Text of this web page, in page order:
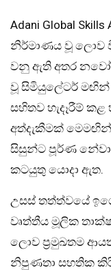
Adani Global
නිර්මාණය වූ ලොව
වනු ඇති අතර
වූ සිමියුලේටර් මඟින්
සහිතව හැදෑරීම්
අත්දැකීමක්
සිසුන්ට පූර්ණ
කටයුතු යොදා ඇත.
උසස් තත්ත්වයේ
වෘත්තීය මූලික
ලොව ප්‍රමුඛතම
නිපුණතා සහතික